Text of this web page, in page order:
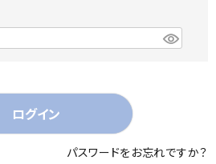
ログイン
パスワードをお忘れですか？